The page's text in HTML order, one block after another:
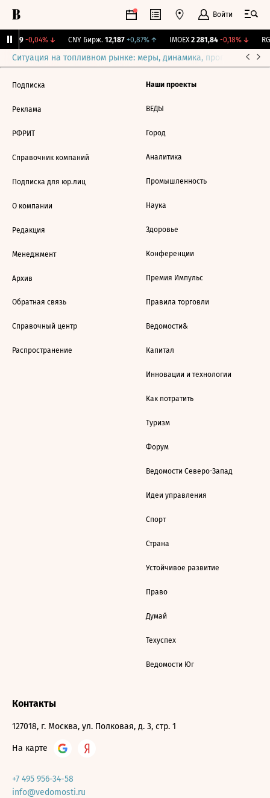
Войти
115,19 -0,04%↓ CNY Бирж. 12,187 +0,87%↑ IMOEX 2 281,84 -0,18%↓
Ситуация на топливном рынке: меры, динамика, прогнозы
Подписка
Реклама
РФРИТ
Справочник компаний
Подписка для юр.лиц
О компании
Редакция
Менеджмент
Архив
Обратная связь
Справочный центр
Распространение
Наши проекты
ВЕДЫ
Город
Аналитика
Промышленность
Наука
Здоровье
Конференции
Премия Импульс
Правила торговли
Ведомости&
Капитал
Инновации и технологии
Как потратить
Туризм
Форум
Ведомости Северо-Запад
Идеи управления
Спорт
Страна
Устойчивое развитие
Право
Думай
Техуспех
Ведомости Юг
Контакты
127018, г. Москва, ул. Полковая, д. 3, стр. 1
На карте
+7 495 956-34-58
info@vedomosti.ru